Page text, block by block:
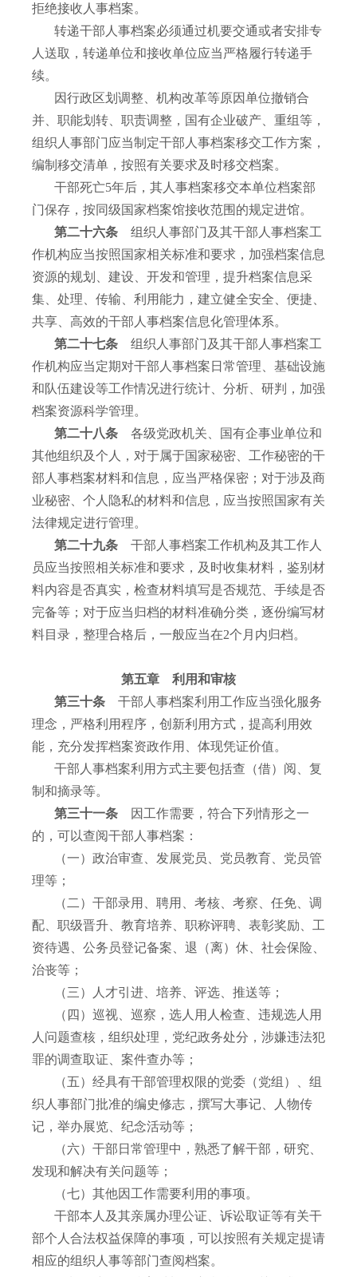
拒绝接收人事档案。
转递干部人事档案必须通过机要交通或者安排专
人送取，转递单位和接收单位应当严格履行转递手
续。
因行政区划调整、机构改革等原因单位撤销合
并、职能划转、职责调整，国有企业破产、重组等，
组织人事部门应当制定干部人事档案移交工作方案，
编制移交清单，按照有关要求及时移交档案。
干部死亡5年后，其人事档案移交本单位档案部
门保存，按同级国家档案馆接收范围的规定进馆。
第二十六条 组织人事部门及其干部人事档案工
作机构应当按照国家相关标准和要求，加强档案信息
资源的规划、建设、开发和管理，提升档案信息采
集、处理、传输、利用能力，建立健全安全、便捷、
共享、高效的干部人事档案信息化管理体系。
第二十七条 组织人事部门及其干部人事档案工
作机构应当定期对干部人事档案日常管理、基础设施
和队伍建设等工作情况进行统计、分析、研判，加强
档案资源科学管理。
第二十八条 各级党政机关、国有企事业单位和
其他组织及个人，对于属于国家秘密、工作秘密的干
部人事档案材料和信息，应当严格保密；对于涉及商
业秘密、个人隐私的材料和信息，应当按照国家有关
法律规定进行管理。
第二十九条 干部人事档案工作机构及其工作人
员应当按照相关标准和要求，及时收集材料，鉴别材
料内容是否真实，检查材料填写是否规范、手续是否
完备等；对于应当归档的材料准确分类，逐份编写材
料目录，整理合格后，一般应当在2个月内归档。
第五章 利用和审核
第三十条 干部人事档案利用工作应当强化服务
理念，严格利用程序，创新利用方式，提高利用效
能，充分发挥档案资政作用、体现凭证价值。
干部人事档案利用方式主要包括查（借）阅、复
制和摘录等。
第三十一条 因工作需要，符合下列情形之一
的，可以查阅干部人事档案：
（一）政治审查、发展党员、党员教育、党员管
理等；
（二）干部录用、聘用、考核、考察、任免、调
配、职级晋升、教育培养、职称评聘、表彰奖励、工
资待遇、公务员登记备案、退（离）休、社会保险、
治丧等；
（三）人才引进、培养、评选、推送等；
（四）巡视、巡察，选人用人检查、违规选人用
人问题查核，组织处理，党纪政务处分，涉嫌违法犯
罪的调查取证、案件查办等；
（五）经具有干部管理权限的党委（党组）、组
织人事部门批准的编史修志，撰写大事记、人物传
记，举办展览、纪念活动等；
（六）干部日常管理中，熟悉了解干部，研究、
发现和解决有关问题等；
（七）其他因工作需要利用的事项。
干部本人及其亲属办理公证、诉讼取证等有关干
部个人合法权益保障的事项，可以按照有关规定提请
相应的组织人事等部门查阅档案。